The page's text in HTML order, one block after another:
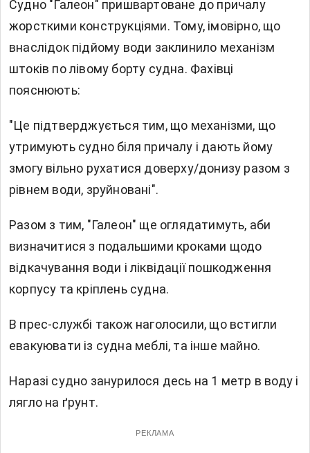
Судно "Галеон" пришвартоване до причалу
жорсткими конструкціями. Тому, імовірно, що
внаслідок підйому води заклинило механізм
штоків по лівому борту судна. Фахівці
пояснюють:
"Це підтверджується тим, що механізми, що
утримують судно біля причалу і дають йому
змогу вільно рухатися доверху/донизу разом з
рівнем води, зруйновані".
Разом з тим, "Галеон" ще оглядатимуть, аби
визначитися з подальшими кроками щодо
відкачування води і ліквідації пошкодження
корпусу та кріплень судна.
В прес-службі також наголосили, що встигли
евакуювати із судна меблі, та інше майно.
Наразі судно занурилося десь на 1 метр в воду і
лягло на ґрунт.
РЕКЛАМА